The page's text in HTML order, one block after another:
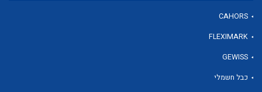
CAHORS
FLEXIMARK
GEWISS
כבל חשמלי